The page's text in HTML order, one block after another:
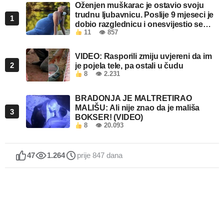
1
Oženjen muškarac je ostavio svoju
trudnu ljubavnicu. Poslije 9 mjeseci je
dobio razglednicu i onesvijestio se
kada je pročitao šta piše!
11 👁 857
2
VIDEO: Rasporili zmiju uvjereni da im
je pojela tele, pa ostali u čudu
8 👁 2.231
3
BRADONJA JE MALTRETIRAO
MALIŠU: Ali nije znao da je mališa
BOKSER! (VIDEO)
8 👁 20.093
47 1.264 prije 847 dana